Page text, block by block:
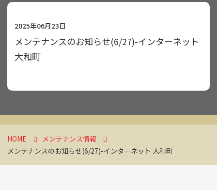
2025年06月23日
メンテナンスのお知らせ(6/27)-インターネット
大和町
HOME
メンテナンス情報
メンテナンスのお知らせ(6/27)-インターネット 大和町